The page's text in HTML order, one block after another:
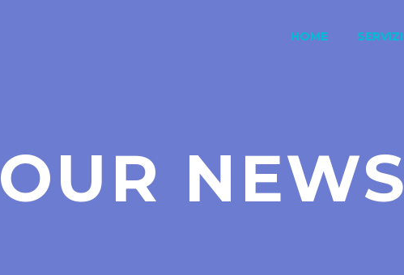
HOME SERVIZI
OUR NEWS